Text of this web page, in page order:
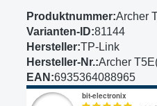
Produktnummer:Archer
Varianten-ID:81144
Hersteller:TP-Link
Hersteller-Nr.:Archer
EAN:6935364088965